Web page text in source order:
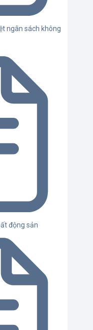
ngân sách không
động sản